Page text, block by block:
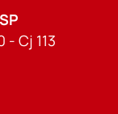
- Cj 113